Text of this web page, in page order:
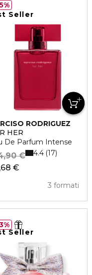
Seller
RODRIGUEZ
HER
De Parfum Intense
€
€
3 formati
4.4 17
Seller